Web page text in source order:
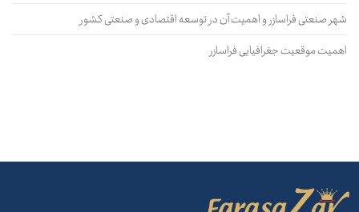
شهر صنعتی فراسازر و اهمیت آن در توسعه اقتصادی و صنعتی کشور
اهمیت موقعیت جغرافیایی فراسازر